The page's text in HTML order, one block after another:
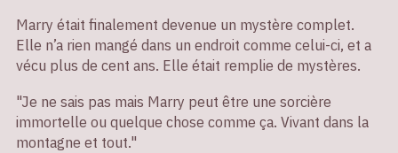
Marry était finalement devenue un mystère complet.
Elle n’a rien mangé dans un endroit comme celui-ci, et a
vécu plus de cent ans. Elle était remplie de mystères.
"Je ne sais pas mais Marry peut être une sorcière
immortelle ou quelque chose comme ça. Vivant dans la
montagne et tout."